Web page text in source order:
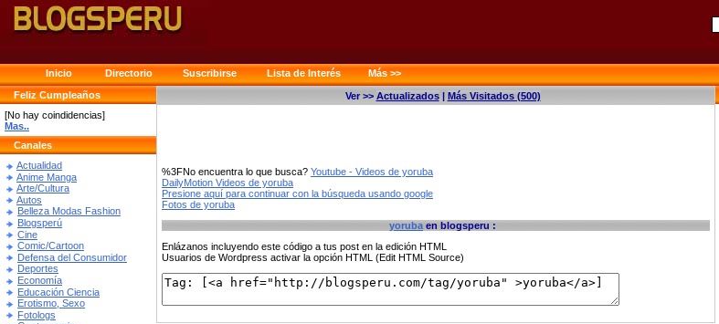
Inicio Directorio Suscribirse Lista de Interés
Más >>
Feliz Cumpleaños
[No hay coindidencias]
Mas..
Canales
Actualidad
Anime Manga
Arte/Cultura
Autos
Belleza Modas Fashion
Blogsperú
Cine
Comic/Cartoon
Defensa del Consumidor
Deportes
Economía
Educación Ciencia
Erotismo, Sexo
Fotologs
Ver >> Actualizados| Más Visitados (500)
%3FNo encuentra lo que busca? Youtube - Videos de yoruba
DailyMotion Videos de yoruba
Presione aquí para continuar con la búsqueda usando google
Fotos de yoruba
yoruba en blogsperu :
Enlázanos incluyendo este código a tus post en la edición HTML
Usuarios de Wordpress activar la opción HTML (Edit HTML Source)